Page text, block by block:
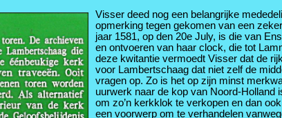
Visser deed nog een belangrijke
opmerking tegen gekomen van een
jaar 1581, op den 20e July, is die van
en ontvoeren van haar clock, die tot
deze kwitantie vermoedt Visser dat de
voor Lambertschaag dat niet zelf de
vragen op. Zo is het op zijn minst
uurwerk naar de kop van Noord-Holland
om zo’n kerkklok te verkopen en dan
een voorwerp om te verhandelen